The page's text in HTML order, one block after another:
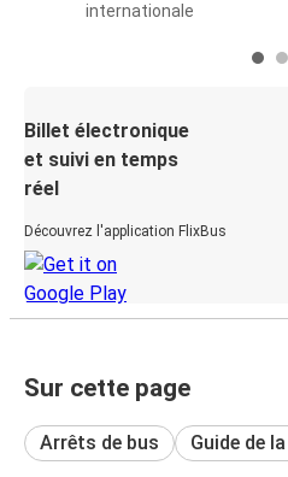
internationale
Billet électronique
et suivi en temps
réel
Découvrez l'application FlixBus
Sur cette page
Arrêts de bus Guide de